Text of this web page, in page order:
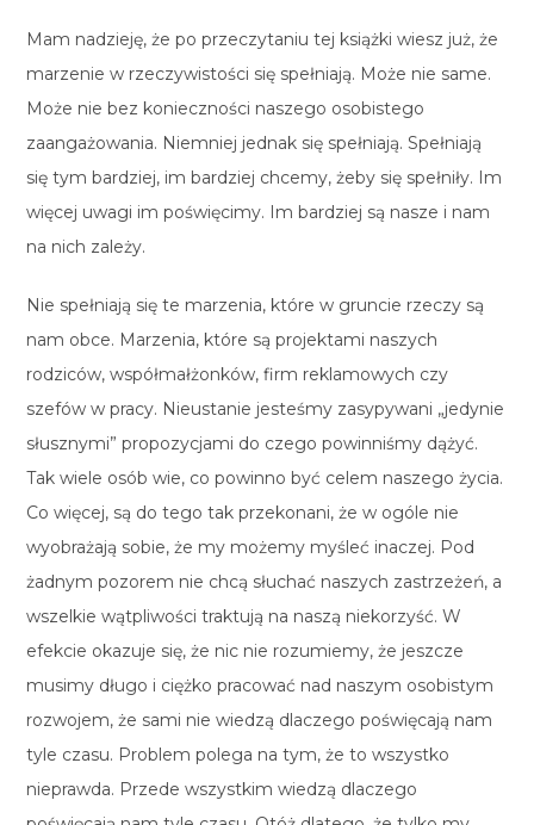
Mam nadzieję, że po przeczytaniu tej książki wiesz już, że
marzenie w rzeczywistości się spełniają. Może nie same.
Może nie bez konieczności naszego osobistego
zaangażowania. Niemniej jednak się spełniają. Spełniają
się tym bardziej, im bardziej chcemy, żeby się spełniły. Im
więcej uwagi im poświęcimy. Im bardziej są nasze i nam
na nich zależy.
Nie spełniają się te marzenia, które w gruncie rzeczy są
nam obce. Marzenia, które są projektami naszych
rodziców, współmałżonków, firm reklamowych czy
szefów w pracy. Nieustanie jesteśmy zasypywani „jedynie
słusznymi” propozycjami do czego powinniśmy dążyć.
Tak wiele osób wie, co powinno być celem naszego życia.
Co więcej, są do tego tak przekonani, że w ogóle nie
wyobrażają sobie, że my możemy myśleć inaczej. Pod
żadnym pozorem nie chcą słuchać naszych zastrzeżeń, a
wszelkie wątpliwości traktują na naszą niekorzyść. W
efekcie okazuje się, że nic nie rozumiemy, że jeszcze
musimy długo i ciężko pracować nad naszym osobistym
rozwojem, że sami nie wiedzą dlaczego poświęcają nam
tyle czasu. Problem polega na tym, że to wszystko
nieprawda. Przede wszystkim wiedzą dlaczego